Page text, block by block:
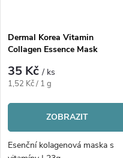
Dermal Korea Vitamin
Collagen Essence Mask
35 Kč/ ks
Měrná
1,52 Kč / 1 g
ZOBRAZIT
Esenční kolagenová maska s